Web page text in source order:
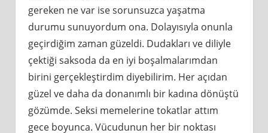
gereken ne var ise sorunsuzca yaşatma
durumu sunuyordum ona. Dolayısıyla onunla
geçirdiğim zaman güzeldi. Dudakları ve diliyle
çektiği saksoda da en iyi boşalmalarımdan
birini gerçekleştirdim diyebilirim. Her açıdan
güzel ve daha da donanımlı bir kadına dönüştü
gözümde. Seksi memelerine tokatlar attım
gece boyunca. Vücudunun her bir noktası